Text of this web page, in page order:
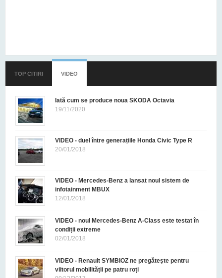
TOP CITIRI VIDEO
Iată cum se produce noua SKODA Octavia
19/11/2020
VIDEO - duel între generațiile Honda Civic Type R
20/01/2018
VIDEO - Mercedes-Benz a lansat noul sistem de
infotainment MBUX
12/01/2018
VIDEO - noul Mercedes-Benz A-Class este testat în
condiții extreme
02/01/2018
VIDEO - Renault SYMBIOZ ne pregătește pentru
viitorul mobilității pe patru roți